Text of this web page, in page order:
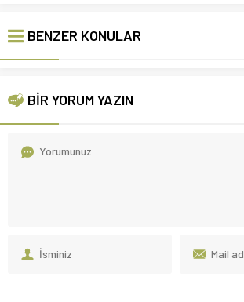
BENZER KONULAR
BİR YORUM YAZIN